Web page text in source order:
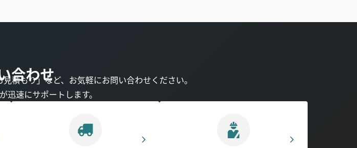
合わせ
積もり」など、お気軽にお問い合わせください。
迅速にサポートします。